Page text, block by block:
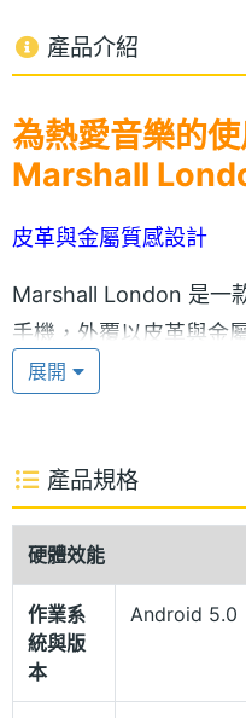
產品介紹
為熱愛音樂的
Marshall
皮革與金屬質感設計
Marshall London 是一
手機，外覆以皮革與金
色，搭配 4.7 吋 HD
生的視覺體驗。機身的
雙喇叭，頂部則有罕見
機孔，兩個接口中間有
上進入音樂播放功能，
成滾輪狀，讓用戶輕鬆
四核高效能處理器
展開
產品規格
硬體效能
作業系
統與版
本
Android 5.0